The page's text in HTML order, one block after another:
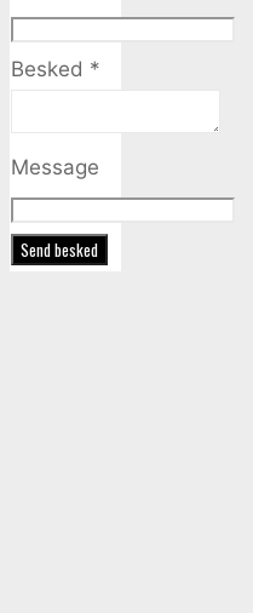
Besked *
Message
Send besked